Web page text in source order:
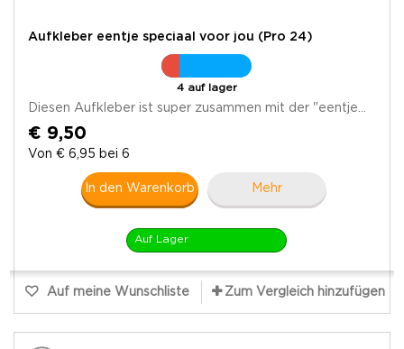
Aufkleber eentje speciaal voor jou (Pro 24)
4 auf lager
Diesen Aufkleber ist super zusammen mit der "eentje...
€ 9,50
Von € 6,95 bei 6
In den Warenkorb Mehr
Auf Lager
Auf meine Wunschliste Zum Vergleich hinzufügen